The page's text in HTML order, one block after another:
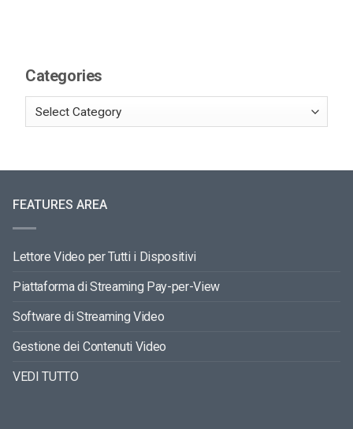
Categories
FEATURES AREA
Lettore Video per Tutti i Dispositivi
Piattaforma di Streaming Pay-per-View
Software di Streaming Video
Gestione dei Contenuti Video
VEDI TUTTO